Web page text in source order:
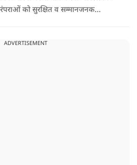
को सुरक्षित व सम्मानजनक
गया बड़ा सम्मान है.
ADVERTISEMENT